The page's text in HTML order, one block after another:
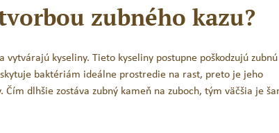
zubného kazu?
kyseliny. Tieto kyseliny postupne poškodzujú zubnú
baktériám ideálne prostredie na rast, preto je jeho
dlhšie zostáva zubný kameň na zuboch, tým väčšia je